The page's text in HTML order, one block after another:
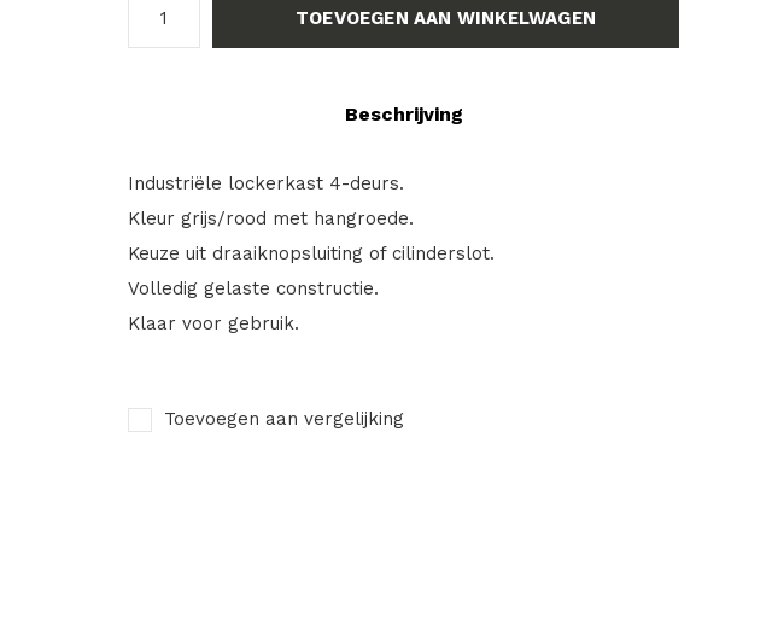
TOEVOEGEN AAN WINKELWAGEN
Beschrijving
Industriële lockerkast 4-deurs.
Kleur grijs/rood met hangroede.
Keuze uit draaiknopsluiting of cilinderslot.
Volledig gelaste constructie.
Klaar voor gebruik.
Toevoegen aan vergelijking